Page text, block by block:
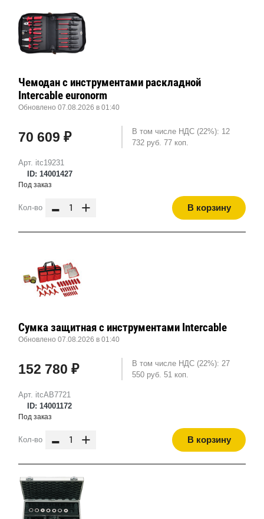
Арт. itc19231
ID: 14001427
Чемодан с инструментами раскладной
Intercable euronorm
Обновлено 07.08.2026 в 01:40
70 609 ₽
В том числе НДС (22%): 12
732 руб. 77 коп.
Под заказ
Кол-во - + В корзину
Арт. itcAB7721
ID: 14001172
Сумка защитная с инструментами Intercable
Обновлено 07.08.2026 в 01:40
152 780 ₽
В том числе НДС (22%): 27
550 руб. 51 коп.
Под заказ
Кол-во - + В корзину